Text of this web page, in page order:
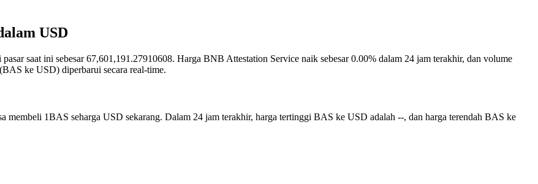
USD
saat ini sebesar 67,601,191.27910608. Harga BNB Attestation Service naik sebesar 0.00% dalam 24 jam terakhir, dan volume
ke USD) diperbarui secara real-time.
membeli 1BAS seharga USD sekarang. Dalam 24 jam terakhir, harga tertinggi BAS ke USD adalah --, dan harga terendah BAS ke